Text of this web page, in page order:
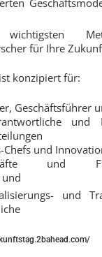
für Ihre
konzipiert für:
Geschäftsführer
Chefs und
und
und
und